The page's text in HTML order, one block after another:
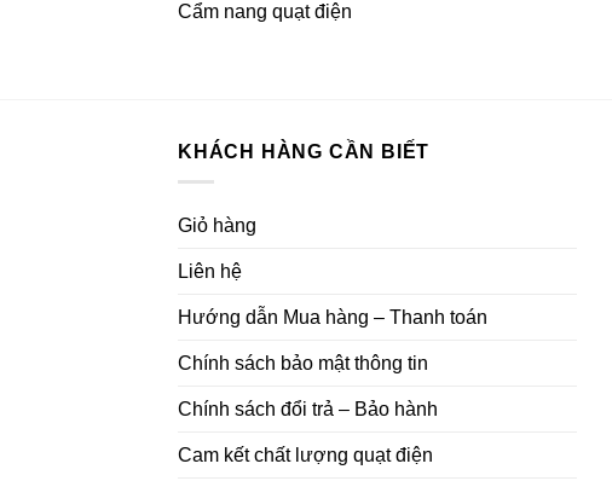
Cẩm nang quạt điện
KHÁCH HÀNG CẦN BIẾT
Giỏ hàng
Liên hệ
Hướng dẫn Mua hàng – Thanh toán
Chính sách bảo mật thông tin
Chính sách đổi trả – Bảo hành
Cam kết chất lượng quạt điện